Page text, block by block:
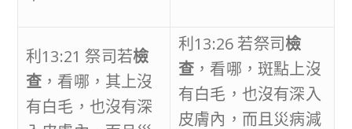
利13:21 祭司若檢
查 ，看哪，其上沒
有白毛，也沒有深
利13:26 若祭司檢
查 ，看哪，斑點上沒
有白毛，也沒有深入
皮膚內，而且災病減